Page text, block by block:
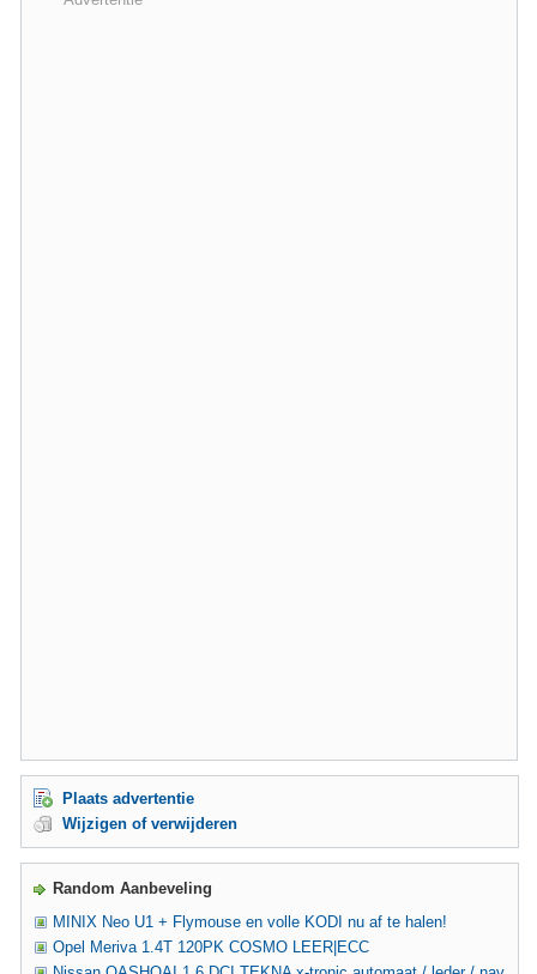
Plaats advertentie
Wijzigen of verwijderen
Random Aanbeveling
MINIX Neo U1 + Flymouse en volle KODI nu af te halen!
Opel Meriva 1.4T 120PK COSMO LEER|ECC